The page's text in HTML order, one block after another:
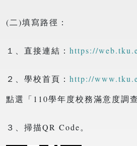
(二)填寫路徑：
１、直接連結： https://
２、學校首頁： http://
點選「110學年度校務滿意度調查
３、掃描QR Code。